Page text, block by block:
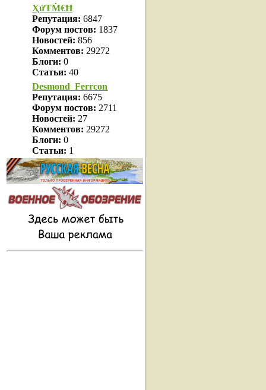
ҲửŦṀ€Ħ
Репутация: 6847
Форум постов: 1837
Новостей: 856
Комментов: 29272
Блоги: 0
Статьи: 40
Desmond_Ferrcon
Репутация:6675
Форум постов: 2711
Новостей: 27
Комментов: 29272
Блоги: 0
Статьи: 1